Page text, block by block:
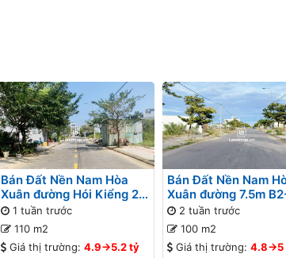
Bán Đất Nền Nam Hòa
Xuân đường Hói Kiểng 26
B2-101 lô 6x - Gần đường
Minh Mạng
1 tuần trước
110 m2
Giá thị trường: 4.9->5.2 tỷ
Bán Đất Nền Nam
Xuân đường 7.5m
lô 4x - Gần Sông
2 tuần trước
100 m2
Giá thị trường: 4.8->5